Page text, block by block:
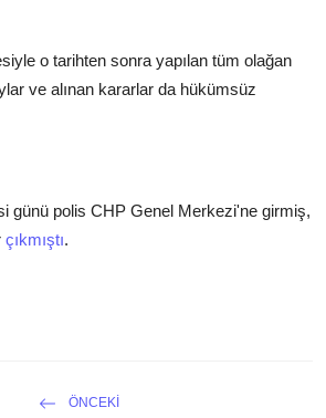
o tarihten sonra yapılan tüm olağan
ve alınan kararlar da hükümsüz
günü polis CHP Genel Merkezi'ne girmiş,
çıkmıştı.
ÖNCEKI